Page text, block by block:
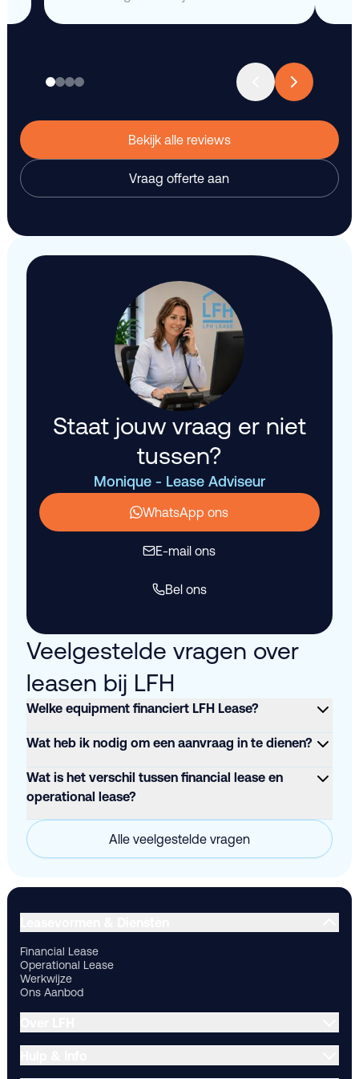
Bekijk alle reviews
Vraag offerte aan
Staat jouw vraag er niet
tussen?
Monique - Lease Adviseur
WhatsApp ons
E-mail ons
Bel ons
Veelgestelde vragen over
leasen bij LFH
Welke equipment financiert LFH Lease?
Wat heb ik nodig om een aanvraag in te dienen?
Wat is het verschil tussen financial lease en
operational lease?
Alle veelgestelde vragen
Financial Lease
Operational Lease
Werkwijze
Ons Aanbod